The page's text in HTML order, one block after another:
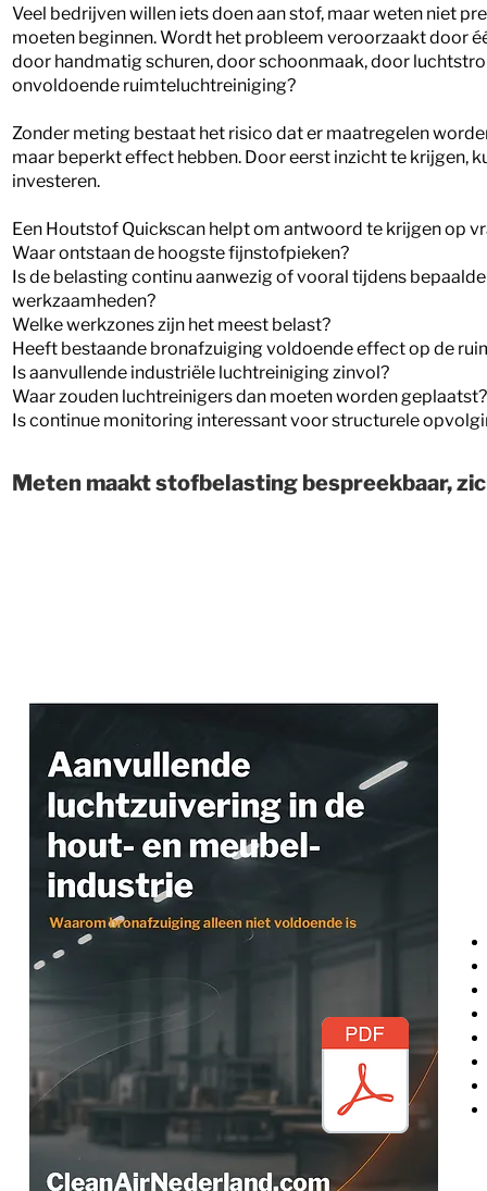
Veel bedrijven willen iets doen aan stof, maar weten niet
moeten beginnen. Wordt het probleem veroorzaakt door
door handmatig schuren, door schoonmaak, door
onvoldoende ruimteluchtreiniging?
Zonder meting bestaat het risico dat er maatregelen
maar beperkt effect hebben. Door eerst inzicht te krijgen,
investeren.
Een Houtstof Quickscan helpt om antwoord te krijgen op
Waar ontstaan de hoogste fijnstofpieken?
Is de belasting continu aanwezig of vooral tijdens bepaalde
werkzaamheden?
Welke werkzones zijn het meest belast?
Heeft bestaande bronafzuiging voldoende effect op de
Is aanvullende industriële luchtreiniging zinvol?
Waar zouden luchtreinigers dan moeten worden geplaatst?
Is continue monitoring interessant voor structurele
Meten maakt stofbelasting bespreekbaar,